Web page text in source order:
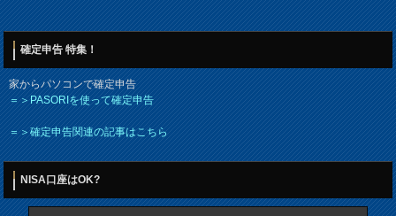
確定申告 特集！
家からパソコンで確定申告
＝＞PASORIを使って確定申告
＝＞確定申告関連の記事はこちら
NISA口座はOK?